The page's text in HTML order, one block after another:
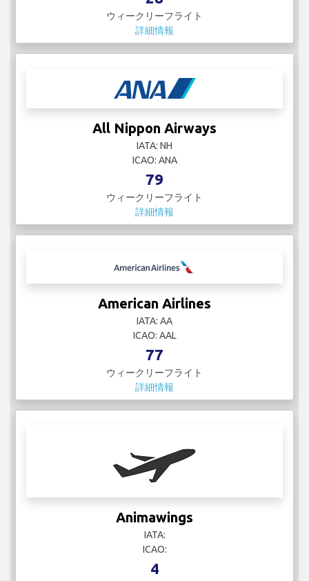
ウィークリーフライト
詳細情報
All Nippon Airways
IATA: NH
ICAO: ANA
79
ウィークリーフライト
詳細情報
American Airlines
IATA: AA
ICAO: AAL
77
ウィークリーフライト
詳細情報
Animawings
IATA:
ICAO:
4